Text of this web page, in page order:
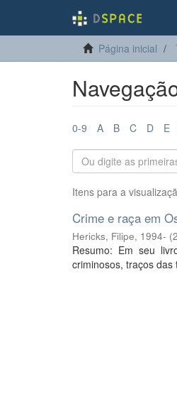
Página inicial
0-9 A B C D E
Itens para a
Crime e raça em
Hericks, Filipe, 1994- (
Resumo: Em seu
criminosos, traços